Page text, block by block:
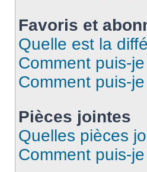
Favoris et
Quelle est la
Comment puis-
Comment puis-
Pièces jointes
Quelles pièces
Comment puis-